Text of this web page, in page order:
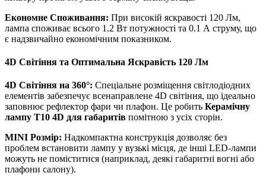
Економне Споживання: При високій яскравості 120 Лм,
лампа споживає всього 1.2 Вт потужності та 0.1 А струму, що
є надзвичайно економічним показником.
4D Світіння та Оптимальна Яскравість 120 Лм
4D Світіння на 360°: Спеціальне розміщення світлодіодних
елементів забезпечує всенаправлене 4D світіння, що ідеально
заповнює рефлектор фари чи плафон. Це робить Керамічну
лампу T10 4D для габаритів помітною з усіх сторін.
MINI Розмір: Надкомпактна конструкція дозволяє без
проблем встановити лампу у вузькі місця, де інші LED-лампи
можуть не поміститися (наприклад, деякі габаритні вогні або
плафони салону).